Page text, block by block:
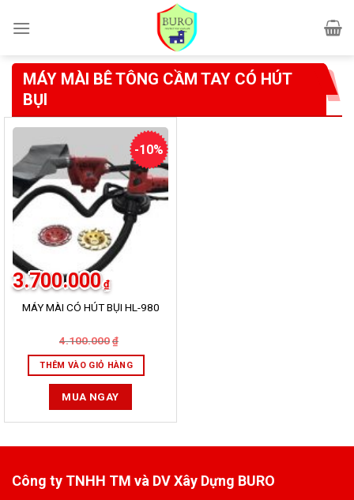
MÁY MÀI BÊ TÔNG CẦM TAY CÓ HÚT
BỤI
-10%
MÁY MÀI CÓ HÚT BỤI HL-980
4.100.000 ₫
là:
4.100.000₫.
3.700.000 ₫
tại
là:
THÊM VÀO GIỎ HÀNG
MUA NGAY
Công ty TNHH TM và DV Xây Dựng BURO